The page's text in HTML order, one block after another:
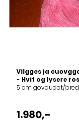
Vilgges ja
- Hvit og lysere
5 cm govdudat/
1.980,-
På lager